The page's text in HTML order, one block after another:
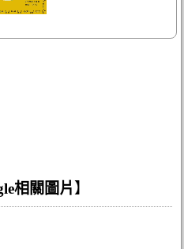
相關圖片 】